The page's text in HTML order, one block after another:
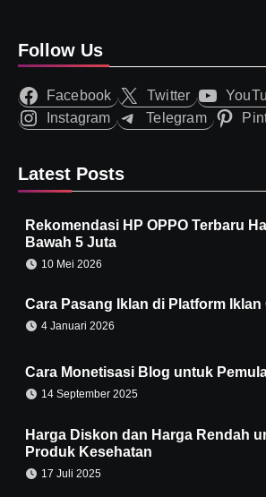
Follow Us
Facebook Twitter
Instagram
Telegram
Latest Posts
Rekomendasi HP OPPO Terbaru
Bawah 5 Juta
10 Mei 2026
Cara Pasang Iklan di Platform Iklan
4 Januari 2026
Cara Monetisasi Blog untuk
14 September 2025
Harga Diskon dan Harga Rendah
Produk Kesehatan
17 Juli 2025